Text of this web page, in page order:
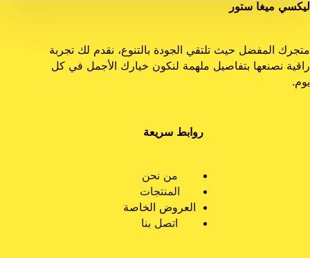
ليكسي ميغا ستور
متجرك المفضل حيث تلتقي الجودة بالتنوع، نقدم لك تجربة
راقية نصنعها بتفاصيل ملهمة لنكون خيارك الأجمل في كل
يوم.
روابط سريعة
من نحن
المنتجات
العروض الخاصة
اتصل بنا